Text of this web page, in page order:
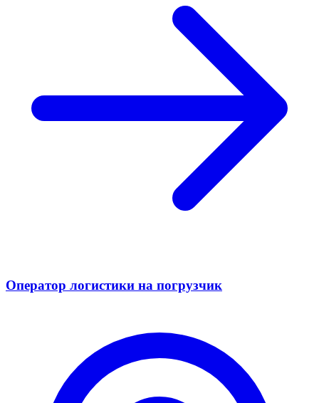
Оператор логистики на погрузчик